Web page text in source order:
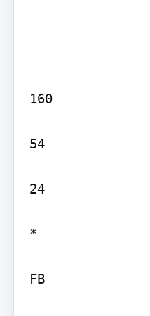
160
54
24
*
FB